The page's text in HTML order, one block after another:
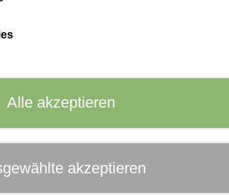
von jeder Variante.
voller Charakter.
Alle akzeptieren
akzeptieren